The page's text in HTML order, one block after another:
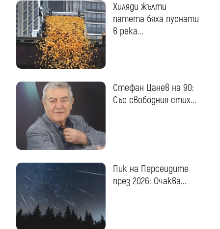
Хиляди жълти
патета бяха пуснати
в река...
Стефан Цанев на 90:
Със свободния стих...
Пик на Персеидите
през 2026: Очаква...